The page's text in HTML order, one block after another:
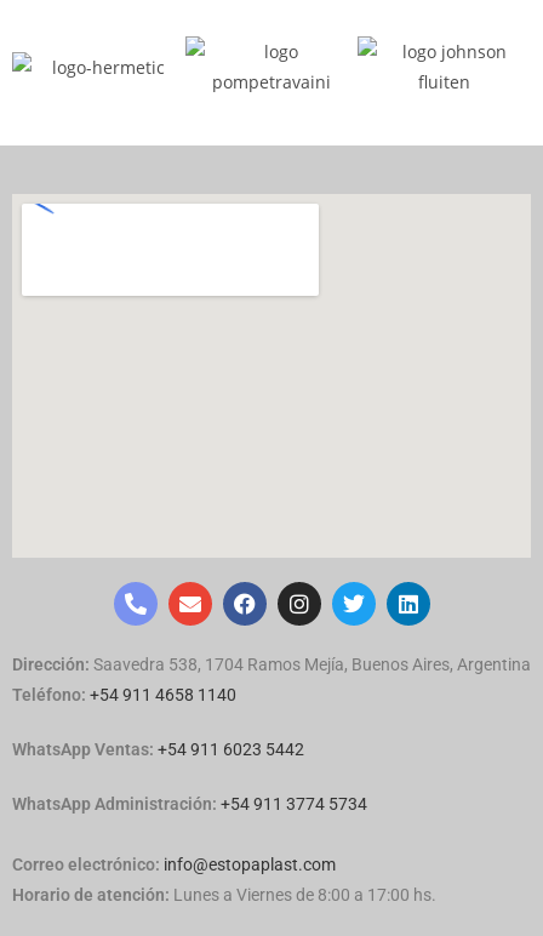
Dirección: Saavedra 538, 1704 Ramos Mejía, Buenos Aires, Argentina
Teléfono: +54 911 4658 1140
WhatsApp Ventas: +54 911 6023 5442
WhatsApp Administración: +54 911 3774 5734
Correo electrónico: info@estopaplast.com
Horario de atención: Lunes a Viernes de 8:00 a 17:00 hs.